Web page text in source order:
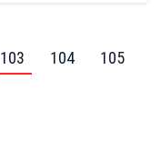
103 104
105